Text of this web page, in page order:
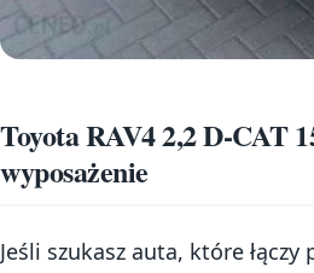
Toyota RAV4 2,2 D-CAT
wyposażenie
Jeśli szukasz auta, które